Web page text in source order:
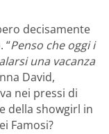
decisamente
“Penso che oggi i
una vacanza
David,
nei pressi di
della showgirl in
Famosi?